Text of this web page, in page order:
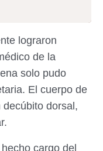
lograron
de la
solo pudo
El cuerpo de
dorsal,
cargo del